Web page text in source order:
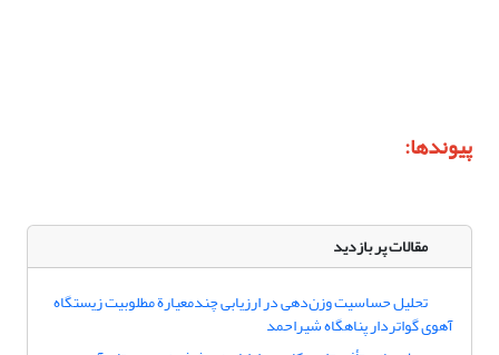
پیوندها:
مقالات پر بازدید
تحلیل حساسیت وزن‌دهی در ارزیابی چندمعیارة مطلوبیت زیستگاه
آهوی گواتردار پناهگاه شیراحمد